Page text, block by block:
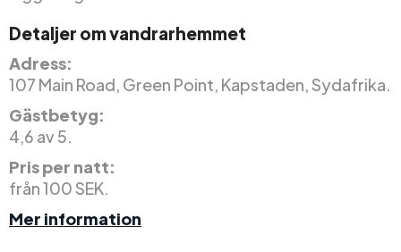
Detaljer om vandrarhemmet
Adress:
107 Main Road, Green Point, Kapstaden, Sydafrika.
Gästbetyg:
4,6 av 5.
Pris per natt:
från 100 SEK.
Mer information